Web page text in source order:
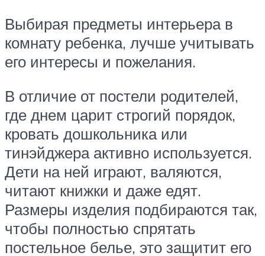
Выбирая предметы интерьера в
комнату ребенка, лучше учитывать
его интересы и пожелания.
В отличие от постели родителей,
где днем царит строгий порядок,
кровать дошкольника или
тинэйджера активно используется.
Дети на ней играют, валяются,
читают книжки и даже едят.
Размеры изделия подбираются так,
чтобы полностью спрятать
постельное белье, это защитит его